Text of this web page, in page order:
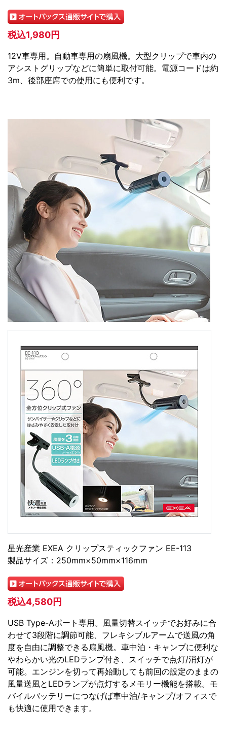
税込1,980円
12V車専用。自動車専用の扇風機。大型クリップで車内の
アシストグリップなどに簡単に取付可能。電源コードは約
3m、後部座席での使用にも便利です。
星光産業 EXEA クリップスティックファン EE-113
製品サイズ：250mm×50mm×116mm
税込4,580円
USB Type-Aポート専用。風量切替スイッチでお好みに合
わせて3段階に調節可能、フレキシブルアームで送風の角
度を自由に調整できる扇風機。車中泊・キャンプに便利な
やわらかい光のLEDランプ付き、スイッチで点灯/消灯が
可能。エンジンを切って再始動しても前回の設定のままの
風量送風とLEDランプが点灯するメモリー機能を搭載。モ
バイルバッテリーにつなげば車中泊/キャンプ/オフィスで
も快適に使用できます。